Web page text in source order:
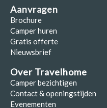
Aanvragen
Brochure
Camper huren
Gratis offerte
Nieuwsbrief
Over Travelhome
Camper bezichtigen
Contact & openingstijden
Evenementen